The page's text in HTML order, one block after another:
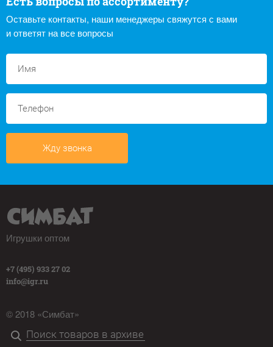
Оставьте контакты, наши менеджеры свяжутся с вами
и ответят на все вопросы
Жду звонка
Игрушки оптом
+7 (495) 933 27 02
info@igr.ru
© 2018 «Симбат»